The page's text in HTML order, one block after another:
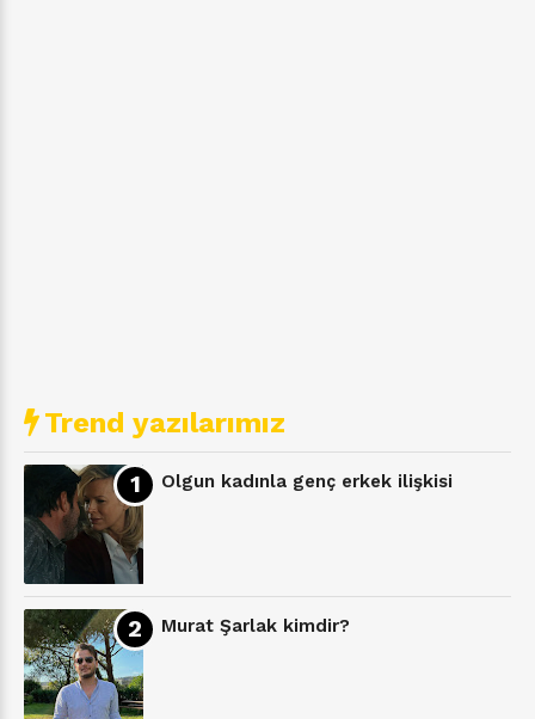
Trend yazılarımız
Olgun kadınla genç erkek ilişkisi
Murat Şarlak kimdir?